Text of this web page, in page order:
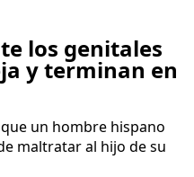
los genitales
y terminan en
un hombre hispano
maltratar al hijo de su